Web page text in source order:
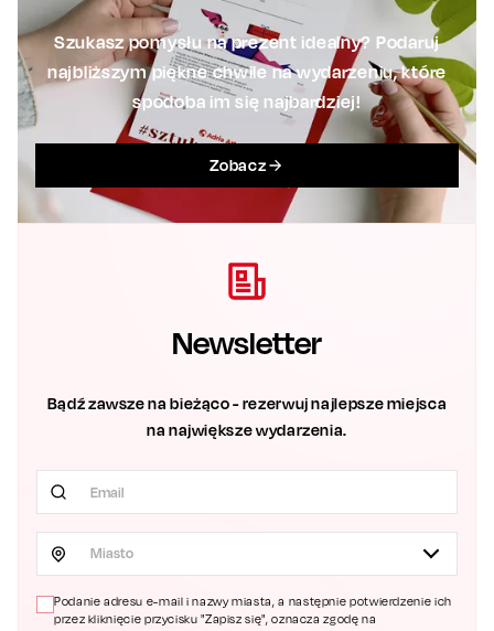
Szukasz pomysłu na prezent idealny? Podaruj
najbliższym piękne chwile na wydarzeniu, które
spodoba im się najbardziej!
Zobacz
Newsletter
Bądź zawsze na bieżąco - rezerwuj najlepsze miejsca
na największe wydarzenia.
Miasto
Podanie adresu e-mail i nazwy miasta, a następnie potwierdzenie ich
przez kliknięcie przycisku "Zapisz się", oznacza zgodę na